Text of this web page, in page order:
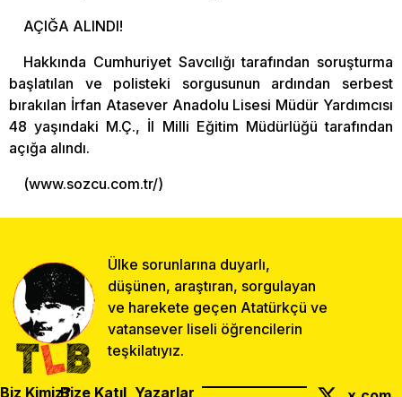
AÇIĞA ALINDI!
Hakkında Cumhuriyet Savcılığı tarafından soruşturma
başlatılan ve polisteki sorgusunun ardından serbest
bırakılan İrfan Atasever Anadolu Lisesi Müdür Yardımcısı
48 yaşındaki M.Ç., İl Milli Eğitim Müdürlüğü tarafından
açığa alındı.
(www.sozcu.com.tr/)
Ülke sorunlarına duyarlı,
düşünen, araştıran, sorgulayan
ve harekete geçen Atatürkçü ve
vatansever liseli öğrencilerin
teşkilatıyız.
Biz Kimiz?Bize Katıl Yazarlar